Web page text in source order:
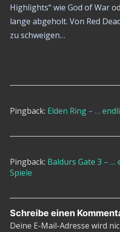
Highlights“ wie God of War
lange abgeholt. Von Red
zu schweigen…
Pingback: Elden Ring – …
Pingback: Baldurs Gate 3 –
Spiele
Schreibe einen
Deine E-Mail-Adresse wird